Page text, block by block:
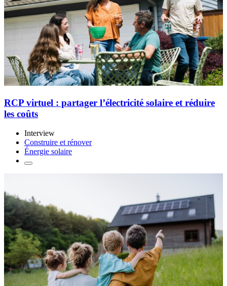
RCP virtuel : partager l’électricité solaire et réduire
les coûts
Interview
Construire et rénover
Énergie solaire